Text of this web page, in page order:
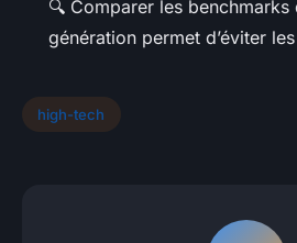
🔍 Comparer les benchmarks
génération permet d’éviter
high-tech